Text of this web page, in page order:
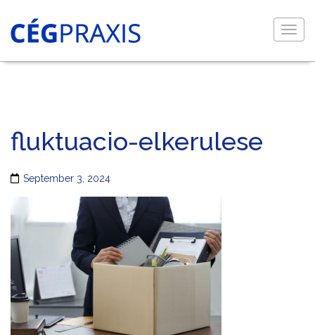
fluktuacio-elkerulese
September 3, 2024